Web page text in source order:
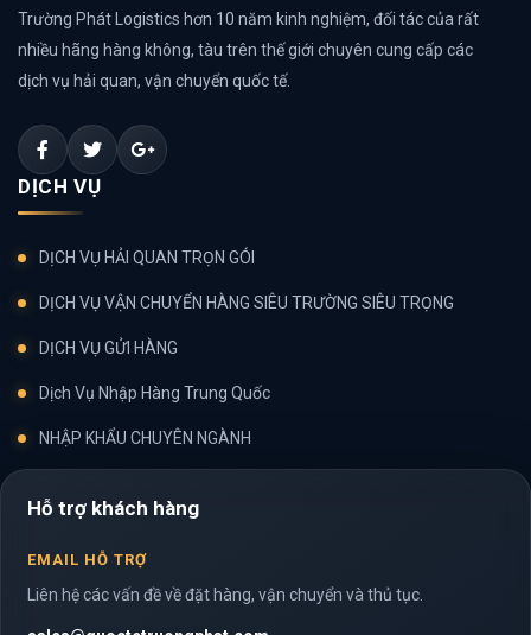
Trường Phát Logistics hơn 10 năm kinh nghiệm, đối tác của rất
nhiều hãng hàng không, tàu trên thế giới chuyên cung cấp các
dịch vụ hải quan, vận chuyển quốc tế.
DỊCH VỤ
DỊCH VỤ HẢI QUAN TRỌN GÓI
DỊCH VỤ VẬN CHUYỂN HÀNG SIÊU TRƯỜNG SIÊU TRỌNG
DỊCH VỤ GỬI HÀNG
Dịch Vụ Nhập Hàng Trung Quốc
NHẬP KHẨU CHUYÊN NGÀNH
Hỗ trợ khách hàng
EMAIL HỖ TRỢ
Liên hệ các vấn đề về đặt hàng, vận chuyển và thủ tục.